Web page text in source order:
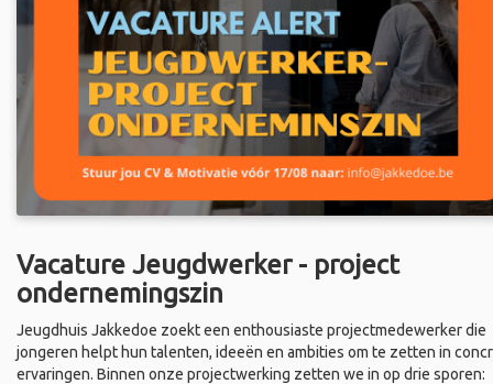
Vacature Jeugdwerker - project
ondernemingszin
Jeugdhuis Jakkedoe zoekt een enthousiaste projectmedewerker die
jongeren helpt hun talenten, ideeën en ambities om te zetten in
ervaringen. Binnen onze projectwerking zetten we in op drie sporen: